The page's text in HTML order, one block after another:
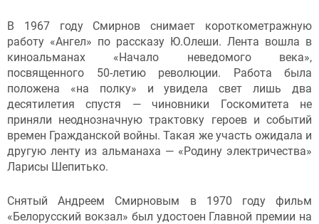
В 1967 году Смирнов снимает короткометражную
работу «Ангел» по рассказу Ю.Олеши. Лента вошла в
киноальманах «Начало неведомого века»,
посвященного 50-летию революции. Работа была
положена «на полку» и увидела свет лишь два
десятилетия спустя — чиновники Госкомитета не
приняли неоднозначную трактовку героев и событий
времен Гражданской войны. Такая же участь ожидала и
другую ленту из альманаха — «Родину электричества»
Ларисы Шепитько.
Снятый Андреем Смирновым в 1970 году фильм
«Белорусский вокзал» был удостоен Главной премии на